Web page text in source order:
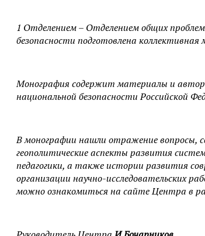
1 Отделением – Отделением общих
безопасности подготовлена
Монография содержит материалы и
национальной безопасности Российской
В монографии нашли отражение вопросы,
геополитические аспекты развития
педагогики, а также истории развития
организации научно-исследовательских
можно ознакомиться на сайте Центра в